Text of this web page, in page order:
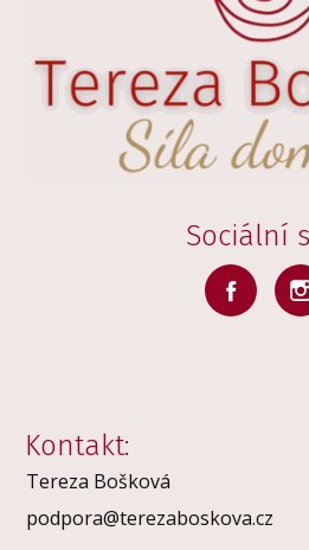
Sociální
Kontakt:
Tereza Bošková
podpora@terezaboskova.cz